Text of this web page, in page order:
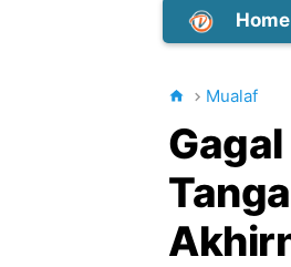
Home
Mualaf